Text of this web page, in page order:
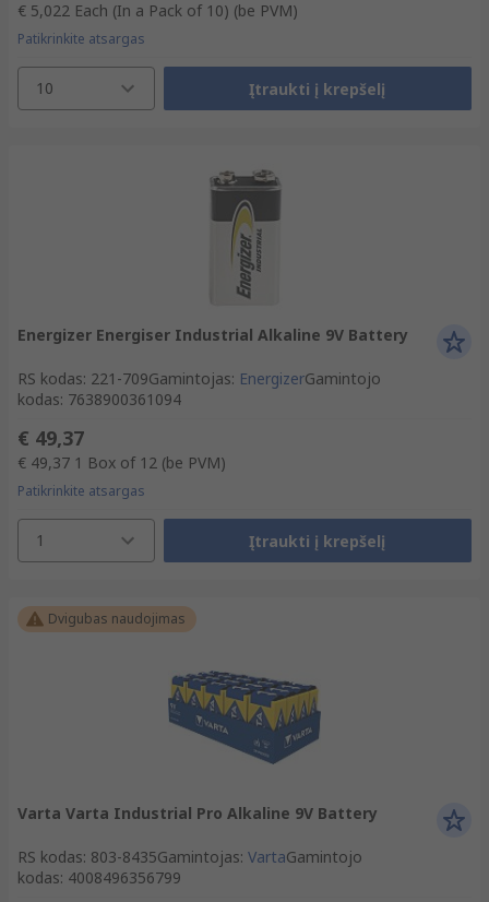
€ 5,022 Each (In a Pack of 10) (be PVM)
Patikrinkite atsargas
10 Įtraukti į krepšelį
Energizer Energiser Industrial Alkaline 9V Battery
RS kodas: 221-709Gamintojas: EnergizerGamintojo
kodas: 7638900361094
€ 49,37
€ 49,37 1 Box of 12 (be PVM)
Patikrinkite atsargas
1 Įtraukti į krepšelį
Dvigubas naudojimas
Varta Varta Industrial Pro Alkaline 9V Battery
RS kodas: 803-8435Gamintojas: VartaGamintojo
kodas: 4008496356799